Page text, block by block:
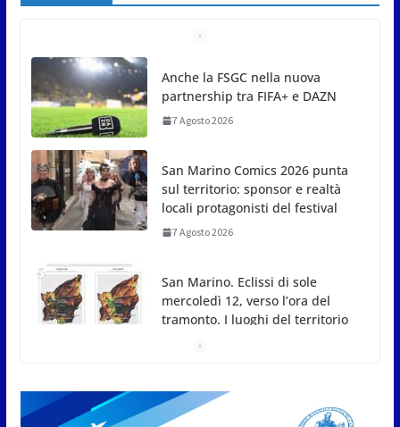
San Marino Comics 2026 punta
sul territorio: sponsor e realtà
locali protagonisti del festival
San Marino. Eclissi di sole
mercoledì 12, verso l’ora del
tramonto. I luoghi del territorio
San Marino, stop agli
salate
7 Agosto 2026